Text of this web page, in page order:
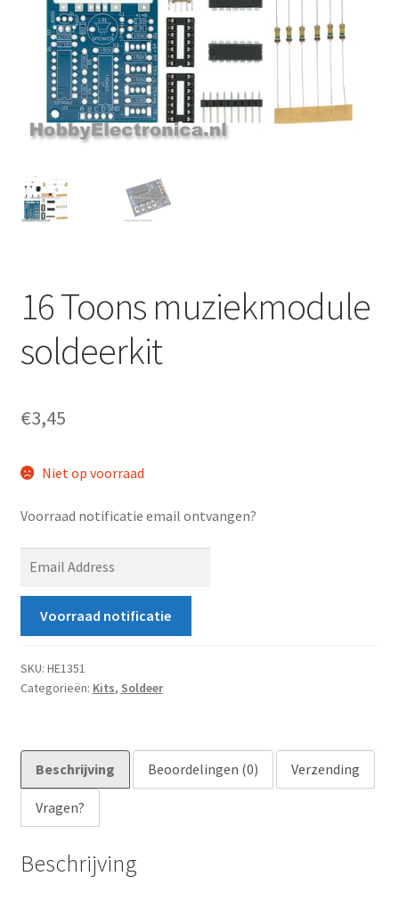
16 Toons muziekmodule
soldeerkit
€3,45
Niet op voorraad
Voorraad notificatie email ontvangen?
t
y
o
e
i
a
Voorraad notificatie
SKU: HE1351
Categorieën: Kits, Soldeer
Beschrijving Beoordelingen (0) Verzending
Vragen?
Beschrijving